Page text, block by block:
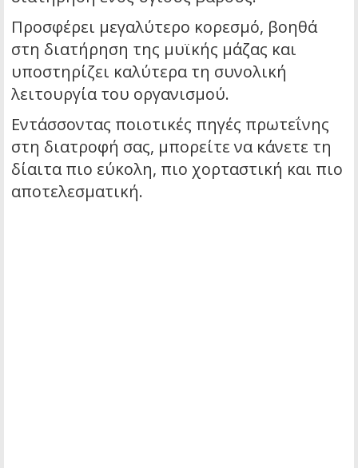
Προσφέρει μεγαλύτερο κορεσμό, βοηθά
στη διατήρηση της μυϊκής μάζας και
υποστηρίζει καλύτερα τη συνολική
λειτουργία του οργανισμού.
Εντάσσοντας ποιοτικές πηγές πρωτεΐνης
στη διατροφή σας, μπορείτε να κάνετε τη
δίαιτα πιο εύκολη, πιο χορταστική και πιο
αποτελεσματική.